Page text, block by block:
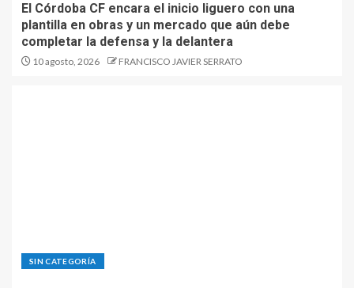
El Córdoba CF encara el inicio liguero con una
plantilla en obras y un mercado que aún debe
completar la defensa y la delantera
10 agosto, 2026 FRANCISCO JAVIER SERRATO
SIN CATEGORÍA